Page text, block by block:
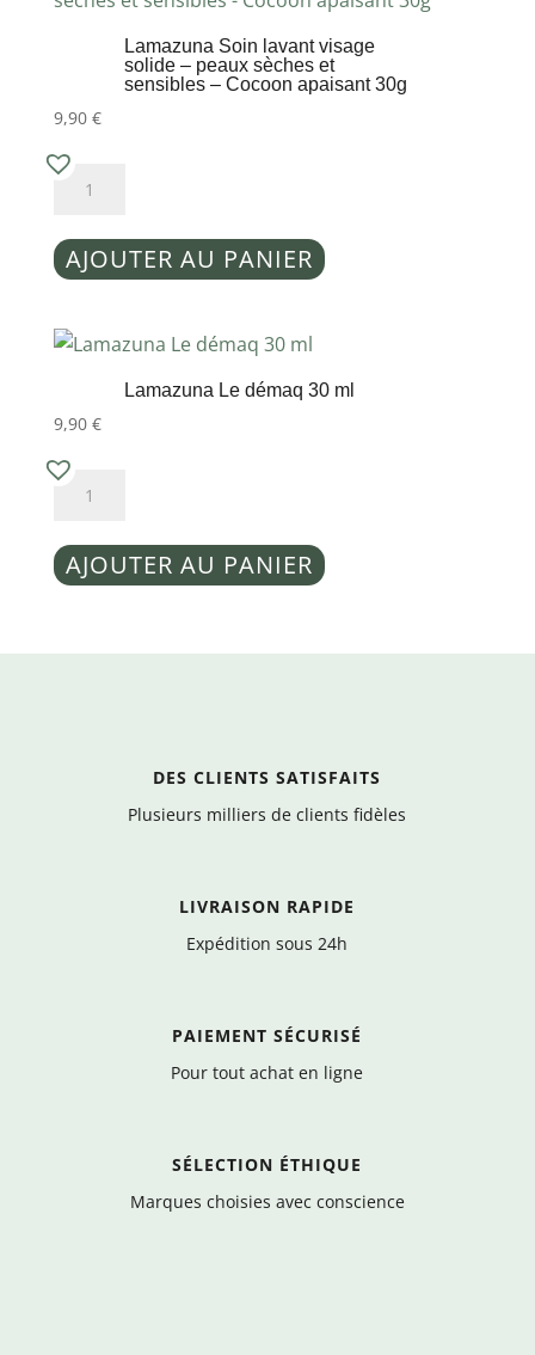
de
peaux
éclatant
30g
Lamazuna Soin lavant visage
solide – peaux sèches et
sensibles – Cocoon apaisant 30g
9,90 €
quantité
Lamazuna
Soin
visage
peaux
sèches
-
30g
AJOUTER AU PANIER
Lamazuna Le démaq 30 ml
9,90 €
quantité
Lamazuna
LeAJOUTER AU PANIER
DES CLIENTS SATISFAITS
Plusieurs milliers de clients fidèles
LIVRAISON RAPIDE
Expédition sous 24h
PAIEMENT SÉCURISÉ
Pour tout achat en ligne
SÉLECTION ÉTHIQUE
Marques choisies avec conscience